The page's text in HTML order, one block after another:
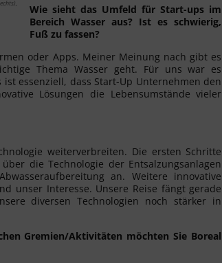
Wie sieht das Umfeld für Start-ups im
Bereich Wasser aus? Ist es schwierig,
Fuß zu fassen?
oder Apps. Meiner Meinung nach gibt es
Thema Wasser geht. Für uns war es
essenziell, dass Start-Up Unternehmen den
Lösungen die Lebensumstände vieler
weiterverbreiten. Die ersten Schritte
die Technologie der Entsalzungsanlagen
an. Weitere innovative
unser Interesse. Unsere Reise fängt gerade
diversen Technologien noch stärker in
Gremien/Aktivitäten möchten Sie Boreal